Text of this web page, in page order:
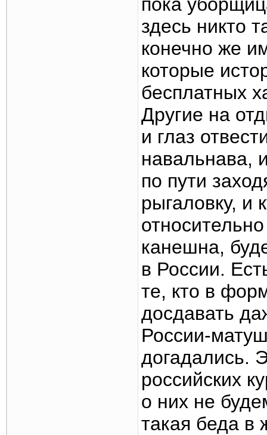
здесь никто
конечно же
которые
бесплатных
Другие на
и глаз
навальнава,
по пути
рыгаловку, и
канешна,
в России.
те, кто в
досдавать
России-
догадались.
российских
о них не
такая беда в